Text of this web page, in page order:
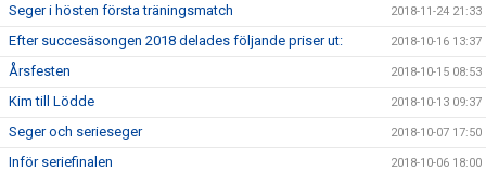
Seger i hösten första träningsmatch 2018-11-24 21:33
Efter succesäsongen 2018 delades följande priser ut: 2018-10-16 13:37
Årsfesten 2018-10-15 08:53
Kim till Lödde 2018-10-13 09:37
Seger och serieseger 2018-10-07 17:50
Inför seriefinalen 2018-10-06 18:00